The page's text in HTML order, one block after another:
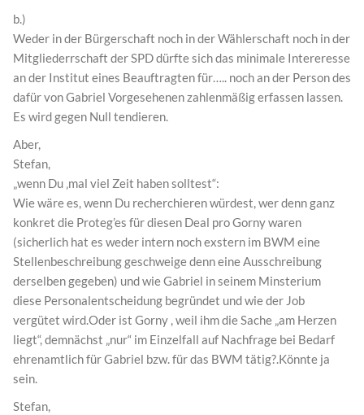
b.)
Weder in der Bürgerschaft noch in der Wählerschaft noch in der
Mitgliederrschaft der SPD dürfte sich das minimale Intereresse
an der Institut eines Beauftragten für….. noch an der Person des
dafür von Gabriel Vorgesehenen zahlenmäßig erfassen lassen.
Es wird gegen Null tendieren.
Aber,
Stefan,
„wenn Du ‚mal viel Zeit haben solltest“:
Wie wäre es, wenn Du recherchieren würdest, wer denn ganz
konkret die Proteg’es für diesen Deal pro Gorny waren
(sicherlich hat es weder intern noch exstern im BWM eine
Stellenbeschreibung geschweige denn eine Ausschreibung
derselben gegeben) und wie Gabriel in seinem Minsterium
diese Personalentscheidung begründet und wie der Job
vergütet wird.Oder ist Gorny , weil ihm die Sache „am Herzen
liegt“, demnächst „nur“ im Einzelfall auf Nachfrage bei Bedarf
ehrenamtlich für Gabriel bzw. für das BWM tätig?.Könnte ja
sein.
Stefan,